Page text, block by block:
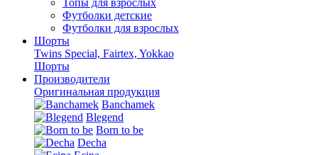
Топы для взрослых
Футболки детские
Футболки для взрослых
Шорты
Twins Special, Fairtex, Yokkao
Шорты
Производители
Оригинальная продукция
Banchamek
Blegend
Born to be
Decha